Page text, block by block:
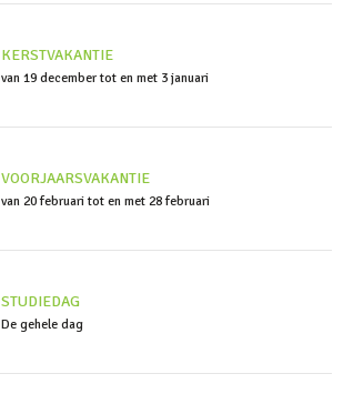
KERSTVAKANTIE
van 19 december tot en met 3 januari
VOORJAARSVAKANTIE
van 20 februari tot en met 28 februari
STUDIEDAG
De gehele dag